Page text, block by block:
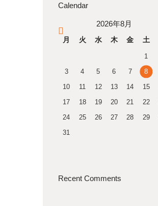
Calendar
2026年8月
月 火 水 木 金 土
1
3
4 5 6 7 8
10
11 12 13 14 15
17
18 19 20 21 22
24
25 26 27 28 29
31
Recent Comments